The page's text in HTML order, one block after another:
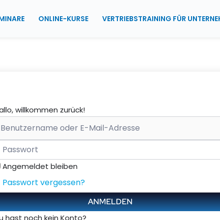
ONLINE-KURSE VERTRIEBSTRAINING FÜR
willkommen zurück!
Angemeldet bleiben
Passwort vergessen?
ANMELDEN
hast noch kein Konto?